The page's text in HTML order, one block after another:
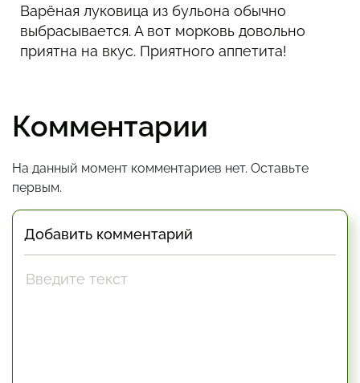
Варёная луковица из бульона обычно
выбрасывается. А вот морковь довольно
приятна на вкус. Приятного аппетита!
Комментарии
На данный момент комментариев нет. Оставьте
первым.
Добавить комментарий